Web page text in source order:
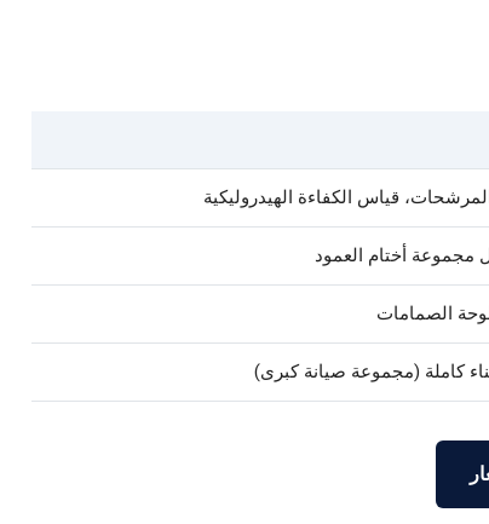
قياس الكفاءة الهيدروليكية
مجموعة أختام العمود
الصمامات
كاملة (مجموعة صيانة كبرى)